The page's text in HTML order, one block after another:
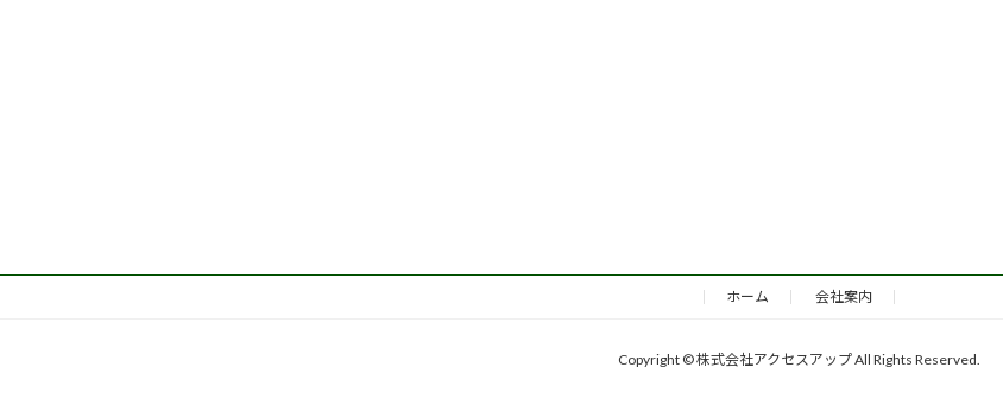
ホーム 会社案内
Copyright © 株式会社アクセスアップ All Rights Reserved.